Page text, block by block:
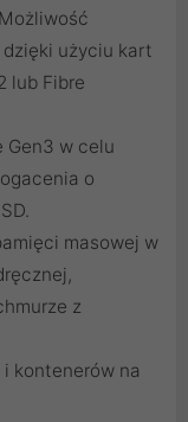
użyciu kart
lub Fibre
Gen3 w celu
o
masowej w
z
kontenerów na